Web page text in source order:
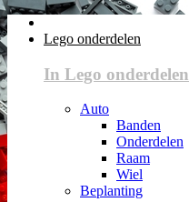
Lego onderdelen
In Lego onderdelen
Auto
Banden
Onderdelen
Raam
Wiel
Beplanting